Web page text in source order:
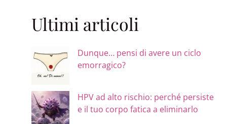
Ultimi articoli
Dunque… pensi di avere un ciclo
emorragico?
HPV ad alto rischio: perché persiste
e il tuo corpo fatica a eliminarlo